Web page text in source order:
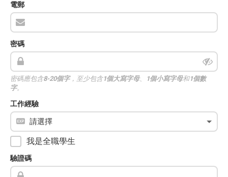
電郵
密碼
密碼應包含8-20個字，至少包含1個大寫字母、 1個小寫字母和1個數
字。
工作經驗
我是全職學生
驗證碼